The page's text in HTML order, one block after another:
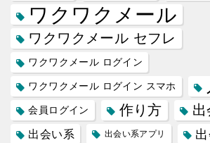
ワクワクメール
ワクワクメール セフレ
ワクワクメール ログイン
ワクワクメール ログイン スマホ
会員ログイン 作り方 出
出会い系 出会い系アプリ